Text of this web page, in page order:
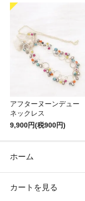
アフターヌーンデュー
ネックレス
9,900円(税900円)
ホーム
カートを見る